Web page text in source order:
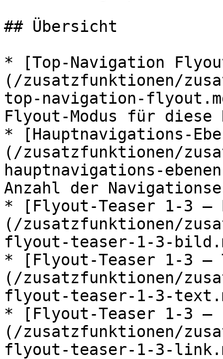
## Übersicht
* [Top-Navigation
(/zusatzfunktionen/
top-navigation-
Flyout-Modus für diese
* [Hauptnavigations-
(/zusatzfunktionen/
hauptnavigations-
Anzahl der
* [Flyout-Teaser 1-3
(/zusatzfunktionen/
flyout-teaser-1-3-
* [Flyout-Teaser 1-3 –
(/zusatzfunktionen/
flyout-teaser-1-3-
* [Flyout-Teaser 1-3 –
(/zusatzfunktionen/
flyout-teaser-1-3-